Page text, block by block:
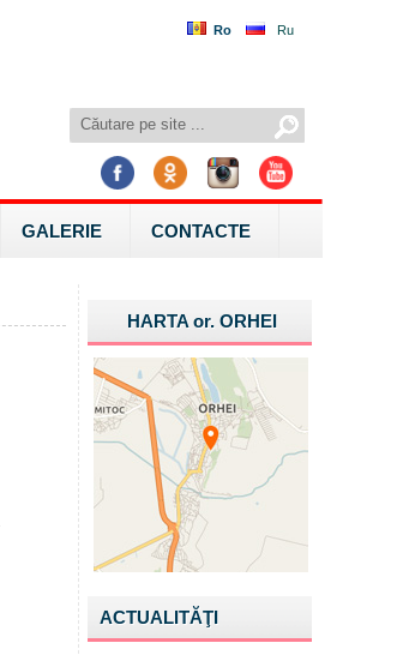
Ro Ru
GALERIE CONTACTE
HARTA or.ORHEI
ACTUALITĂŢI